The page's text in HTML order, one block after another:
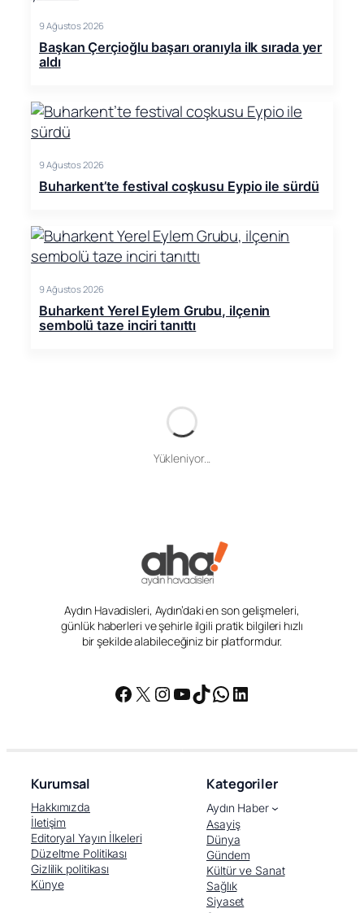
9 Ağustos 2026
Başkan Çerçioğlu başarı oranıyla ilk sırada yer
aldı
9 Ağustos 2026
Buharkent’te festival coşkusu Eypio ile sürdü
9 Ağustos 2026
Buharkent Yerel Eylem Grubu, ilçenin
sembolü taze inciri tanıttı
Yükleniyor...
Aydın Havadisleri, Aydın’daki en son gelişmeleri,
günlük haberleri ve şehirle ilgili pratik bilgileri hızlı
bir şekilde alabileceğiniz bir platformdur.
Facebook
X Instagram
YouTube
TikTok
WhatsApp
LinkedIn
Kurumsal
Hakkımızda
İletişim
Editoryal Yayın İlkeleri
Düzeltme Politikası
Gizlilik politikası
Künye
Kategoriler
Aydın Haber
Asayiş
Dünya
Gündem
Kültür ve Sanat
Sağlık
Siyaset